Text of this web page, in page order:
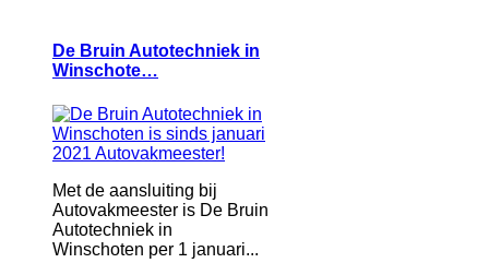
De Bruin Autotechniek in
Winschote…
Met de aansluiting bij
Autovakmeester is De Bruin
Autotechniek in
Winschoten per 1 januari...